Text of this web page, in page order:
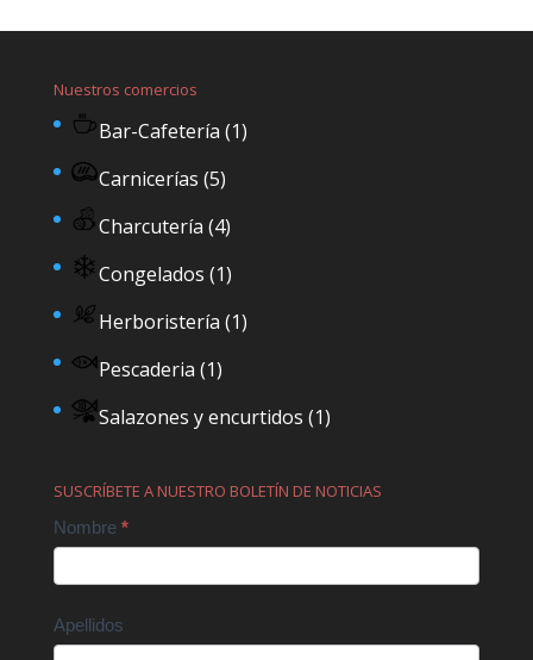
Nuestros comercios
Bar-Cafetería (1)
Carnicerías (5)
Charcutería (4)
Congelados (1)
Herboristería (1)
Pescaderia (1)
Salazones y encurtidos (1)
SUSCRÍBETE A NUESTRO BOLETÍN DE NOTICIAS
Contact
Nombre *
Apellidos